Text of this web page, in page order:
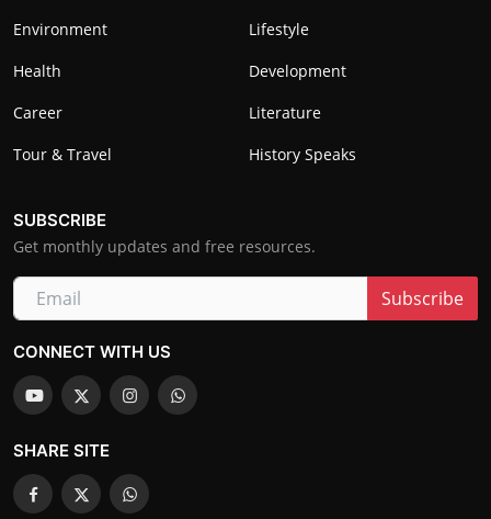
Environment
Lifestyle
Health
Development
Career
Literature
Tour & Travel
History Speaks
SUBSCRIBE
Get monthly updates and free resources.
Subscribe
CONNECT WITH US
SHARE SITE